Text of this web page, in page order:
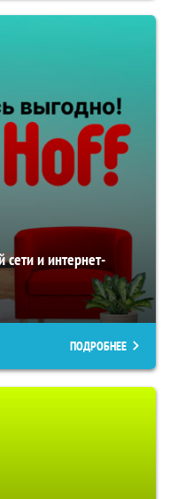
и интернет-
ПОДРОБНЕЕ